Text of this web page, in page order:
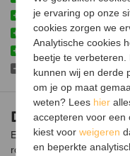
Dubbelwandige
Een dubbelwandige pijp
rookgaskanaal door het
Makkelijk
Buitenkant wordt
Brandveilige
Omkokering benodigd
Garantie
Keurmerk
Certificering
je ervaring op onze
cookies zorgen we
Analytische cookies
beetje te
kunnen wij en derde
om je op maat
weten? Lees hier
accepteren voor een
kiest voorweigeren
en beperkte